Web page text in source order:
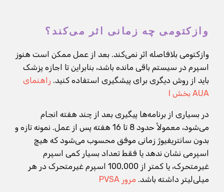
وازکتومی چه زمانی اثر می‌کند؟
وازکتومی بلافاصله اثر نمی‌کند. بعد از عمل ممکن است هنوز
اسپرم در سیستم باقی مانده باشد، بنابراین تا اجازه پزشک
باید از روش دیگری برای پیشگیری استفاده کنید. راهنمای
AUA بخش I
در بسیاری از برنامه‌ها پیگیری بعد از چند هفته انجام
می‌شود، معمولاً حدود 8 تا 16 هفته پس از عمل. نمونه تازه و
بدون سانتریفیوژ زمانی موفق محسوب می‌شود که هیچ
اسپرمی نشان ندهد یا فقط تعداد بسیار کمی اسپرم
غیرمتحرک، یا کمتر از 100,000 اسپرم غیرمتحرک در هر
میلی‌لیتر داشته باشد. مرور PVSA